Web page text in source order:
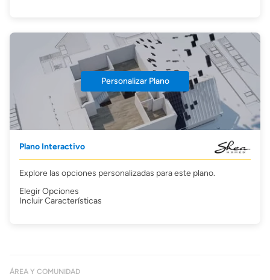
Personalizar Plano
Plano Interactivo
Explore las opciones personalizadas para este plano.
Elegir Opciones
Incluir Características
ÁREA Y COMUNIDAD